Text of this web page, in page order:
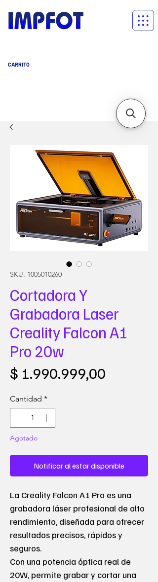
CARRITO
SKU: 1005010260
Cortadora Y
Grabadora Laser
Creality Falcon A1
Pro 20w
$ 1.990.999,00
Cantidad *
Agotado
Notificar al estar disponible
La Creality Falcon A1 Pro es una
grabadora láser profesional de alto
rendimiento, diseñada para ofrecer
resultados precisos, rápidos y
seguros.
Con una potencia óptica real de
20W, permite grabar y cortar una